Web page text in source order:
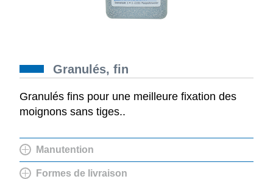
Granulés, fin
Granulés fins pour une meilleure fixation des
moignons sans tiges..
Manutention
Formes de livraison